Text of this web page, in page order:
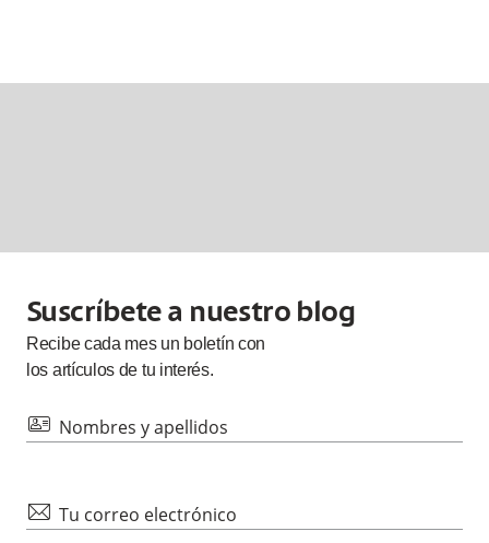
Suscríbete a nuestro blog
Recibe cada mesun boletín con
los artículos de tu interés.
id Nombres y apellidos
mail Tu correo electrónico